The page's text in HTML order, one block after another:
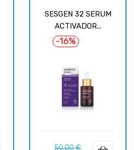
SESGEN 32 SERUM
ACTIVADOR...
-16%
Prix
50,00 €Prix